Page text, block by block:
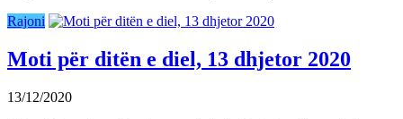
Rajoni
Moti për ditën e diel, 13 dhjetor 2020
13/12/2020